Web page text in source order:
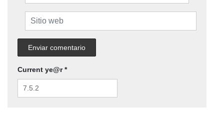
Current ye@r*